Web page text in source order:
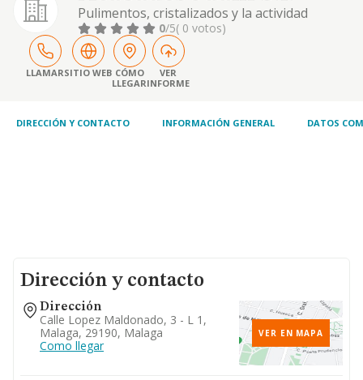
Pulimentos, cristalizados y la actividad
relacionada con la construccion, reformas,
rehabilitacion, conservacion, y
mantenimiento de todo tipo de inmuebles
rusticos y urbanos la promocion,
parcelacion, y urbanizacion de
0/5( 0 votos)
LLAMARSITIO WEB CÓMO
LLEGAR
VER
INFORME
DIRECCIÓN Y CONTACTO INFORMACIÓN GENERAL DATOS
Dirección y contacto
Dirección
Calle Lopez Maldonado, 3 - L 1,
Malaga, 29190, Malaga
Como llegar
VER EN MAPA